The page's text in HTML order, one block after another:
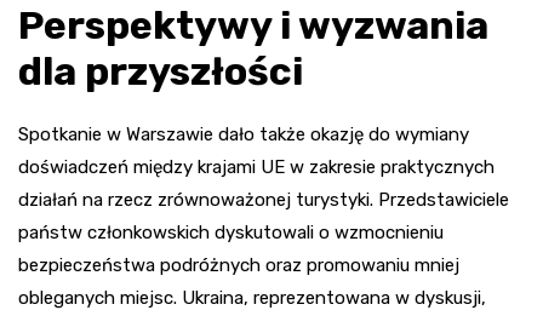
Perspektywy i wyzwania
dla przyszłości
Spotkanie w Warszawie dało także okazję do wymiany
doświadczeń między krajami UE w zakresie praktycznych
działań na rzecz zrównoważonej turystyki. Przedstawiciele
państw członkowskich dyskutowali o wzmocnieniu
bezpieczeństwa podróżnych oraz promowaniu mniej
obleganych miejsc. Ukraina, reprezentowana w dyskusji,